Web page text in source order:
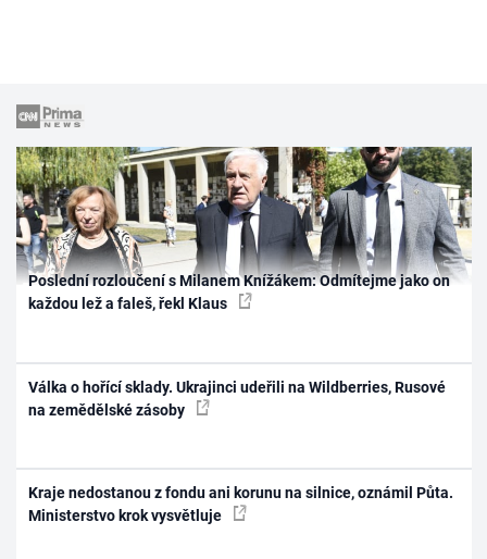
Poslední rozloučení s Milanem Knížákem: Odmítejme jako on
každou lež a faleš, řekl Klaus
Válka o hořící sklady. Ukrajinci udeřili na Wildberries, Rusové
na zemědělské zásoby
Kraje nedostanou z fondu ani korunu na silnice, oznámil Půta.
Ministerstvo krok vysvětluje